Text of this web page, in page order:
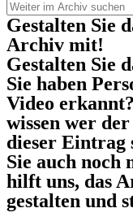
Gestalten Sie
Archiv mit!
Gestalten Sie
Sie haben
Video
wissen wer
dieser Eintrag
Sie auch noch
hilft uns, das
gestalten und